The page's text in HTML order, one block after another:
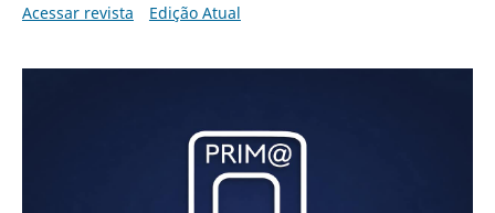
Acessar revista
Edição Atual